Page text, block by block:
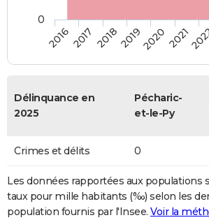
20162017 2018201920202021
0
Délinquance en
2025
Pécharic-
et-le-Py
Crimes et délits 0
Les données rapportées aux populations
taux pour mille habitants (‰) selon les
population fournis par l'Insee. Voir la